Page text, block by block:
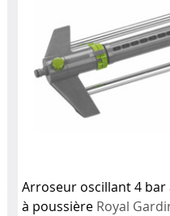
Arroseur oscillant 4 bar
à poussière Royal